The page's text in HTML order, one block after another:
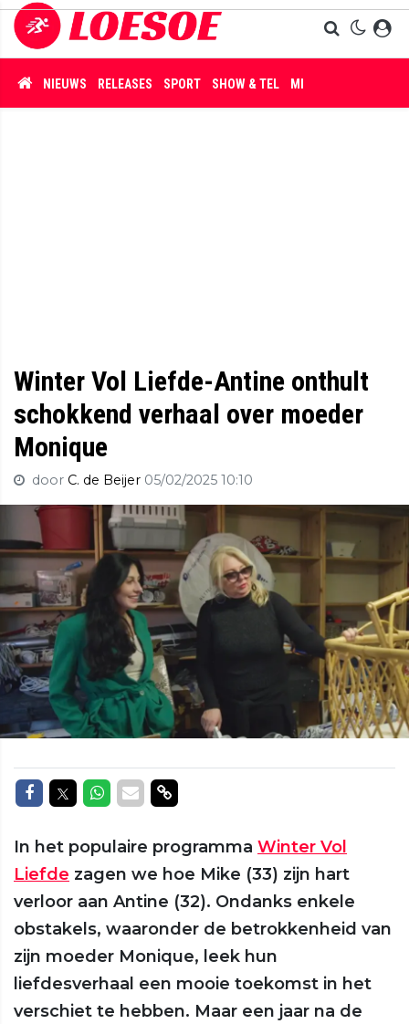
NIEUWS RELEASES SPORT SHOW & TEL MISDAAD
Winter Vol Liefde-Antine onthult
schokkend verhaal over moeder
Monique
door C. de Beijer 05/02/2025 10:10
Delen op Facebook
Delen op Twitter
Delen op Whatsapp
Delen via Mail
Delen via link
In het populaire programma Winter Vol
Liefde zagen we hoe Mike (33) zijn hart
verloor aan Antine (32). Ondanks enkele
obstakels, waaronder de betrokkenheid van
zijn moeder Monique, leek hun
liefdesverhaal een mooie toekomst in het
verschiet te hebben. Maar een jaar na de